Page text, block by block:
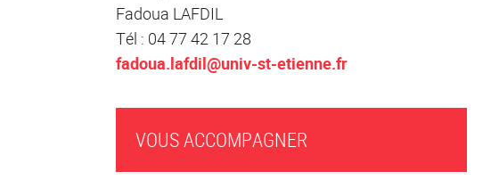
Fadoua LAFDIL
Tél : 04 77 42 17 28
fadoua.lafdil@univ-st-etienne.fr
VOUS ACCOMPAGNER